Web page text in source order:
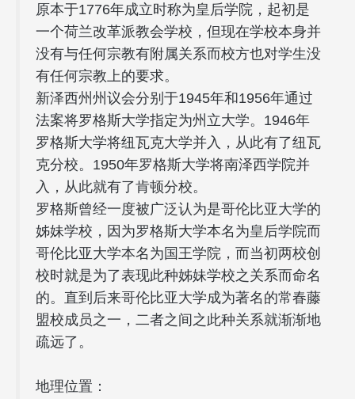
原本于1776年成立时称为皇后学院，起初是
一个荷兰改革派教会学校，但现在学校本身并
没有与任何宗教有附属关系而校方也对学生没
有任何宗教上的要求。
新泽西州州议会分别于1945年和1956年通过
法案将罗格斯大学指定为州立大学。1946年
罗格斯大学将纽瓦克大学并入，从此有了纽瓦
克分校。1950年罗格斯大学将南泽西学院并
入，从此就有了肯顿分校。
罗格斯曾经一度被广泛认为是哥伦比亚大学的
姊妹学校，因为罗格斯大学本名为皇后学院而
哥伦比亚大学本名为国王学院，而当初两校创
校时就是为了表现此种姊妹学校之关系而命名
的。直到后来哥伦比亚大学成为著名的常春藤
盟校成员之一，二者之间之此种关系就渐渐地
疏远了。
地理位置：